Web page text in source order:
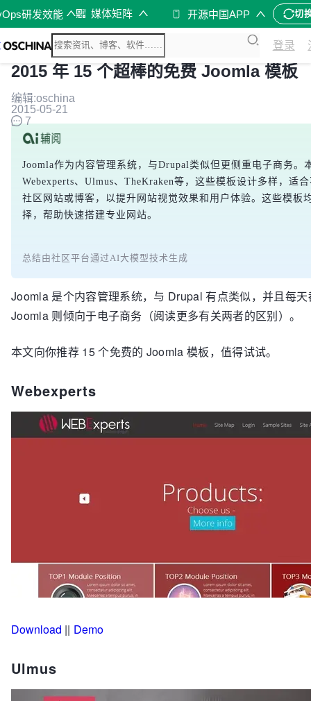
研发效能 媒体矩阵 开源中国APP 切
登录
2015 年 15 个超棒的免费 Joomla 模板
编辑:oschina
2015-05-21
7
Joomla作为内容管理系统，与Drupal类似但更侧重电子商务。
Webexperts、Ulmus、TheKraken等，这些模板设计多样，适
社区网站或博客，以提升网站视觉效果和用户体验。这些模板
择，帮助快速搭建专业网站。
总结由社区平台通过AI大模型技术生成
Joomla 是个内容管理系统，与 Drupal 有点类似，并且每
Joomla 则倾向于电子商务（阅读更多有关两者的区别）。
本文向你推荐 15 个免费的 Joomla 模板，值得试试。
Webexperts
Download || Demo
Ulmus